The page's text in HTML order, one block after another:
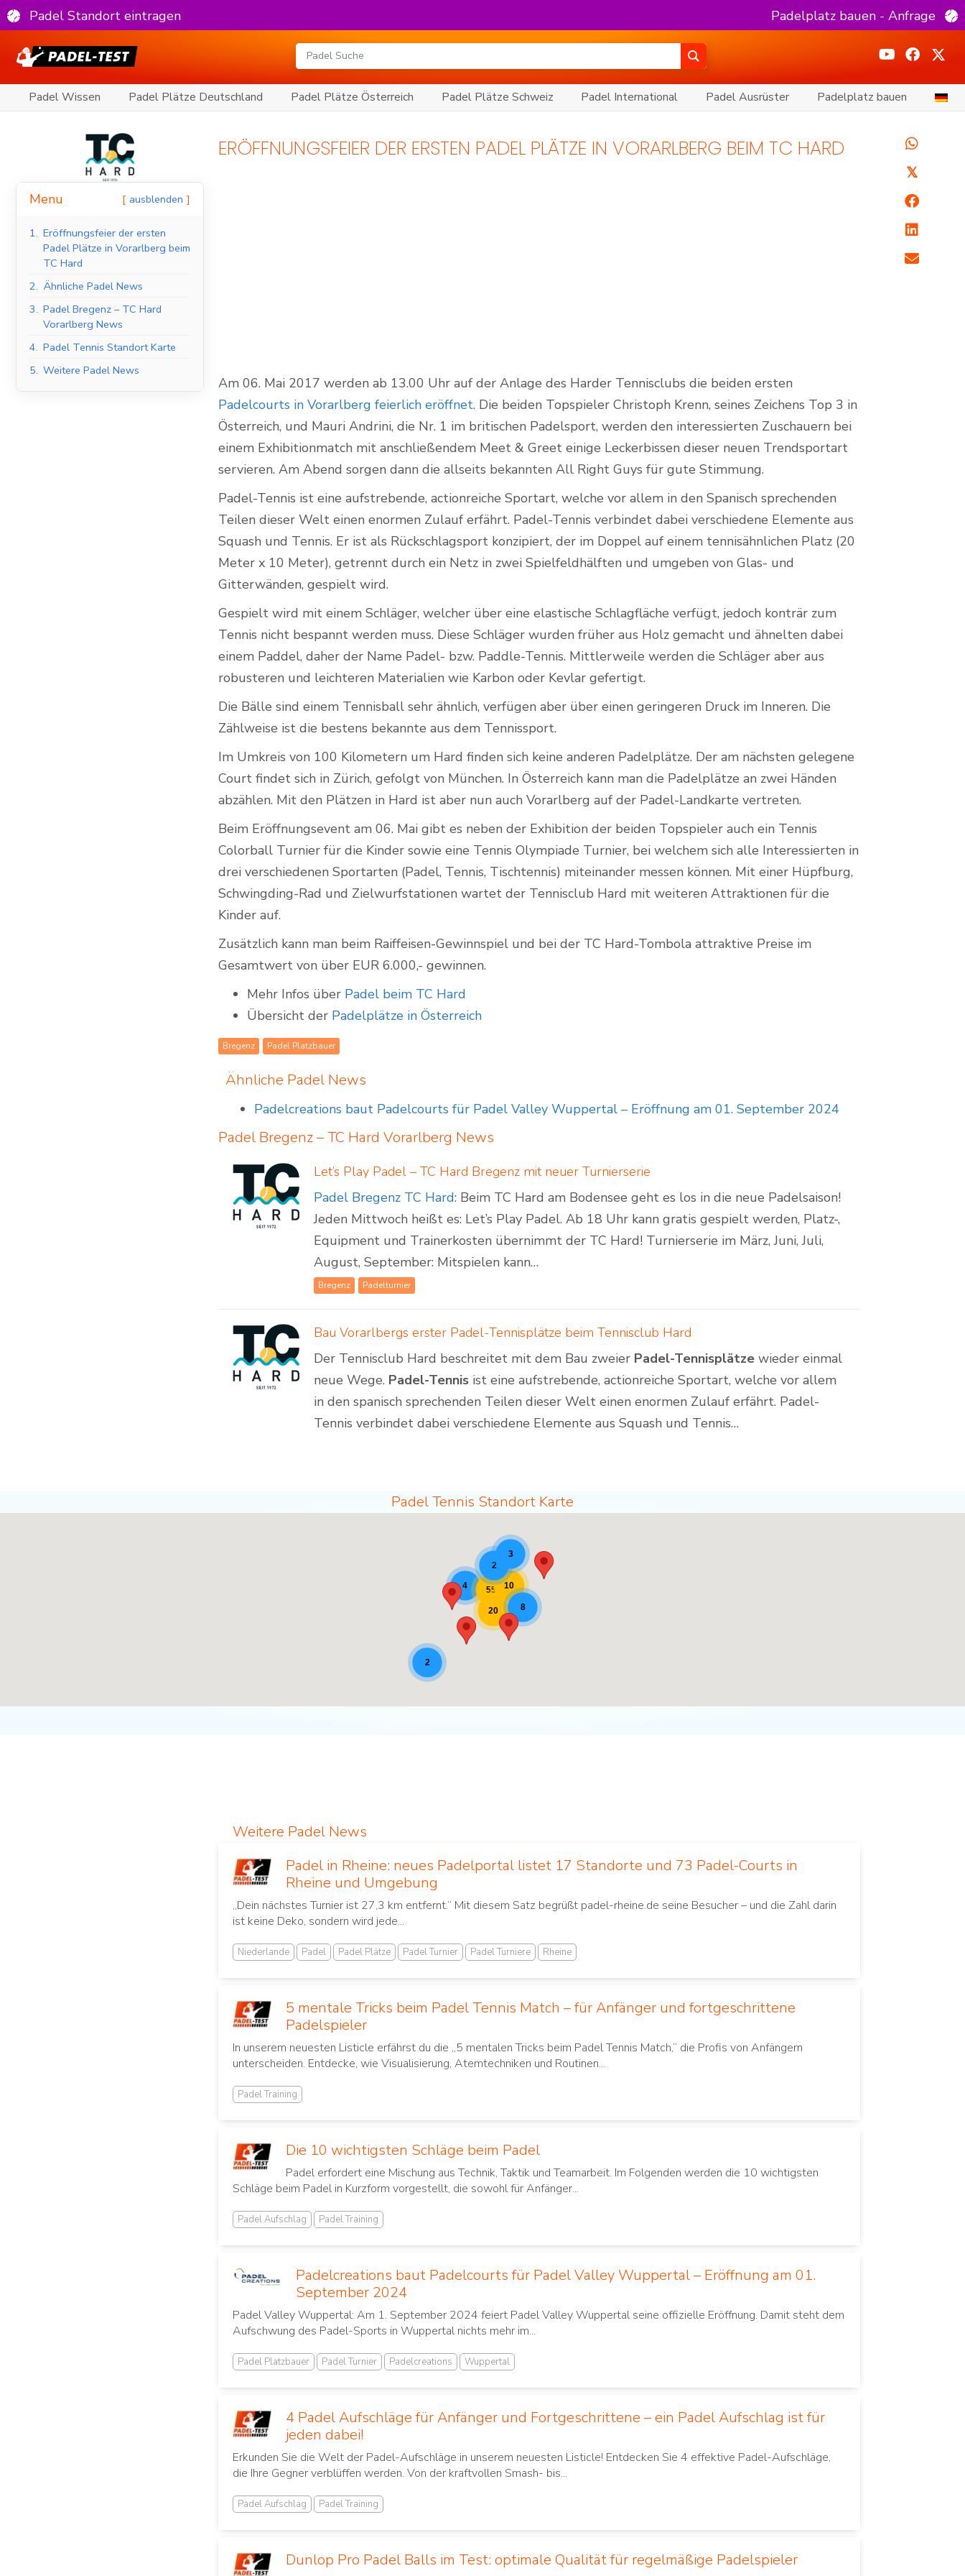
Padel Standort eintragen Padelplatz bauen - Anfrage
Padel Wissen Padel Plätze Deutschland Padel Plätze Österreich Padel Plätze Schweiz Padel International Padel Ausrüster Padelplatz bauen
Menu ausblenden
1. Eröffnungsfeier der ersten
Padel Plätze in Vorarlberg beim
TC Hard
2. Ähnliche Padel News
3. Padel Bregenz – TC Hard
Vorarlberg News
4. Padel Tennis Standort Karte
5. Weitere Padel News
ERÖFFNUNGSFEIER DER ERSTEN PADEL PLÄTZE IN VORARLBERG BEIM TC HARD
Am 06. Mai 2017 werden ab 13.00 Uhr auf der Anlage des Harder Tennisclubs die beiden ersten
Padelcourts in Vorarlberg feierlich eröffnet. Die beiden Topspieler Christoph Krenn, seines Zeichens Top 3 in
Österreich, und Mauri Andrini, die Nr. 1 im britischen Padelsport, werden den interessierten Zuschauern bei
einem Exhibitionmatch mit anschließendem Meet & Greet einige Leckerbissen dieser neuen Trendsportart
servieren. Am Abend sorgen dann die allseits bekannten All Right Guys für gute Stimmung.
Padel-Tennis ist eine aufstrebende, actionreiche Sportart, welche vor allem in den Spanisch sprechenden
Teilen dieser Welt einen enormen Zulauf erfährt. Padel-Tennis verbindet dabei verschiedene Elemente aus
Squash und Tennis. Er ist als Rückschlagsport konzipiert, der im Doppel auf einem tennisähnlichen Platz (20
Meter x 10 Meter), getrennt durch ein Netz in zwei Spielfeldhälften und umgeben von Glas- und
Gitterwänden, gespielt wird.
Gespielt wird mit einem Schläger, welcher über eine elastische Schlagfläche verfügt, jedoch konträr zum
Tennis nicht bespannt werden muss. Diese Schläger wurden früher aus Holz gemacht und ähnelten dabei
einem Paddel, daher der Name Padel- bzw. Paddle-Tennis. Mittlerweile werden die Schläger aber aus
robusteren und leichteren Materialien wie Karbon oder Kevlar gefertigt.
Die Bälle sind einem Tennisball sehr ähnlich, verfügen aber über einen geringeren Druck im Inneren. Die
Zählweise ist die bestens bekannte aus dem Tennissport.
Im Umkreis von 100 Kilometern um Hard finden sich keine anderen Padelplätze. Der am nächsten gelegene
Court findet sich in Zürich, gefolgt von München. In Österreich kann man die Padelplätze an zwei Händen
abzählen. Mit den Plätzen in Hard ist aber nun auch Vorarlberg auf der Padel-Landkarte vertreten.
Beim Eröffnungsevent am 06. Mai gibt es neben der Exhibition der beiden Topspieler auch ein Tennis
Colorball Turnier für die Kinder sowie eine Tennis Olympiade Turnier, bei welchem sich alle Interessierten in
drei verschiedenen Sportarten (Padel, Tennis, Tischtennis) miteinander messen können. Mit einer Hüpfburg,
Schwingding-Rad und Zielwurfstationen wartet der Tennisclub Hard mit weiteren Attraktionen für die
Kinder auf.
Zusätzlich kann man beim Raiffeisen-Gewinnspiel und bei der TC Hard-Tombola attraktive Preise im
Gesamtwert von über EUR 6.000,- gewinnen.
Mehr Infos über Padel beim TC Hard
Übersicht der Padelplätze in Österreich
Bregenz Padel Platzbauer
Ähnliche Padel News
Padelcreations baut Padelcourts für Padel Valley Wuppertal – Eröffnung am 01. September 2024
Padel Bregenz – TC Hard Vorarlberg News
Let’s Play Padel – TC Hard Bregenz mit neuer Turnierserie
Padel Bregenz TC Hard: Beim TC Hard am Bodensee geht es los in die neue Padelsaison!
Jeden Mittwoch heißt es: Let’s Play Padel. Ab 18 Uhr kann gratis gespielt werden, Platz-,
Equipment und Trainerkosten übernimmt der TC Hard! Turnierserie im März, Juni, Juli,
August, September: Mitspielen kann…
Bregenz Padelturnier
Bau Vorarlbergs erster Padel-Tennisplätze beim Tennisclub Hard
Der Tennisclub Hard beschreitet mit dem Bau zweier Padel-Tennisplätze wieder einmal
neue Wege. Padel-Tennis ist eine aufstrebende, actionreiche Sportart, welche vor allem
in den spanisch sprechenden Teilen dieser Welt einen enormen Zulauf erfährt. Padel-
Tennis verbindet dabei verschiedene Elemente aus Squash und Tennis…
𝕏
Padel Tennis Standort Karte
4 55 10
20
2
2
8
3
Weitere Padel News
Padel in Rheine: neues Padelportal listet 17 Standorte und 73 Padel-Courts in
Rheine und Umgebung
„Dein nächstes Turnier ist 27,3 km entfernt.“ Mit diesem Satz begrüßt padel-rheine.de seine Besucher – und die Zahl darin
ist keine Deko, sondern wird jede...
Niederlande Padel Padel Plätze Padel Turnier Padel Turniere Rheine
5 mentale Tricks beim Padel Tennis Match – für Anfänger und fortgeschrittene
Padelspieler
In unserem neuesten Listicle erfährst du die „5 mentalen Tricks beim Padel Tennis Match,“ die Profis von Anfängern
unterscheiden. Entdecke, wie Visualisierung, Atemtechniken und Routinen...
Padel Training
Die 10 wichtigsten Schläge beim Padel
Padel erfordert eine Mischung aus Technik, Taktik und Teamarbeit. Im Folgenden werden die 10 wichtigsten
Schläge beim Padel in Kurzform vorgestellt, die sowohl für Anfänger...
Padel Aufschlag Padel Training
Padelcreations baut Padelcourts für Padel Valley Wuppertal – Eröffnung am 01.
September 2024
Padel Valley Wuppertal: Am 1. September 2024 feiert Padel Valley Wuppertal seine offizielle Eröffnung. Damit steht dem
Aufschwung des Padel-Sports in Wuppertal nichts mehr im...
Padel Platzbauer Padel Turnier Padelcreations Wuppertal
4 Padel Aufschläge für Anfänger und Fortgeschrittene – ein Padel Aufschlag ist für
jeden dabei!
Erkunden Sie die Welt der Padel-Aufschläge in unserem neuesten Listicle! Entdecken Sie 4 effektive Padel-Aufschläge,
die Ihre Gegner verblüffen werden. Von der kraftvollen Smash- bis...
Padel Aufschlag Padel Training
Dunlop Pro Padel Balls im Test: optimale Qualität für regelmäßige Padelspieler